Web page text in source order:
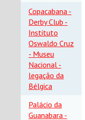
Copacabana -
Derby Club -
Instituto
Oswaldo Cruz
- Museu
Nacional -
legação da
Bélgica
Palácio da
Guanabara -